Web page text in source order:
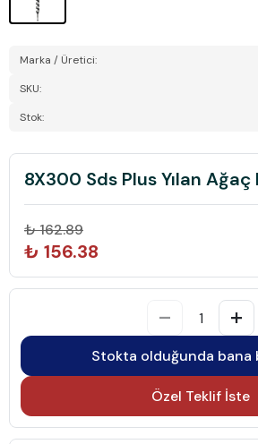
Marka / Üretici:
SKU:
Stok:
8X300 Sds Plus Yılan
₺ 162.89
₺ 156.38
Stokta olduğunda bana
Özel Teklif İste